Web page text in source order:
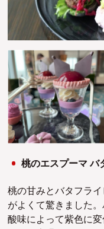
桃のエスプーマ バ
桃の甘みとバタフラ
がよくて驚きました
酸味によって紫色に